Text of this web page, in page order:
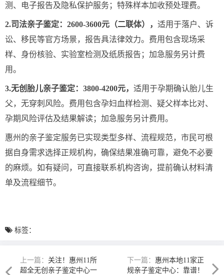
测、电子报告及隐私保护服务；特殊样本加收预处理费。
2.司法亲子鉴定：2600-3600元（二联体）， 适用于落户、诉
讼、移民等官方场景，报告具法律效力。费用包含现场采
样、身份核验、实验室检测及纸质报告；加急服务另计费
用。
3.无创胎儿亲子鉴定：3800-4200元， 适用于孕期确认胎儿生
父，无穿刺风险。费用包含孕妇血样检测、疑父样本比对、
孕期风险评估及结果解读；加急服务另计费用。
惠州的亲子鉴定服务已实现类型多样、流程规范，市民可根
据自身需求选择正规机构，确保结果准确可靠，避免不必要
的麻烦。如有疑问，可直接联系机构咨询，提前确认材料清
单及流程细节。
标签：
上一篇： 关注！惠州11所
超全无创亲子鉴定中心一
下一篇： 惠州本地11家正
规亲子鉴定中心：靠谱！